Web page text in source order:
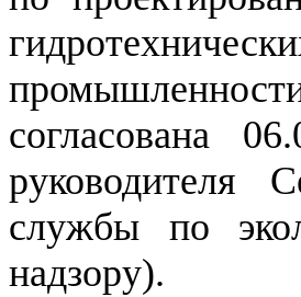
согласована
руководителя
службы по
надзору).